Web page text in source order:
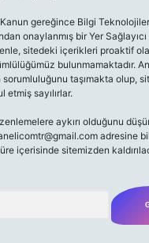
Kanun gereğince Bilgi
onaylanmış bir Yer
sitedeki içerikleri proaktif
bulunmamaktadır.
sorumluluğunu taşımakta olup,
etmiş sayılırlar.
aykırı olduğunu
adresine
içerisinde sitemizden